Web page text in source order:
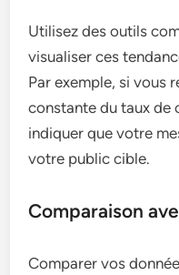
Utilisez des outils
visualiser ces
Par exemple, si vous
constante du taux de
indiquer que votre
votre public cible.
Comparaison
Comparer vos